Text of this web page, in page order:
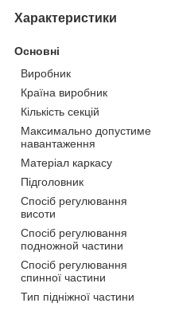
Характеристики
Основні
Виробник
Країна виробник
Кількість секцій
Максимально допустиме
навантаження
Матеріал каркасу
Підголовник
Спосіб регулювання
висоти
Спосіб регулювання
подножной частини
Спосіб регулювання
спинної частини
Тип підніжної частини